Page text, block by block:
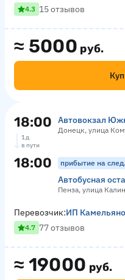
≈ 5000 руб.
4.3 15 отзывов
18:00 Автовокзал
Донецк, улица
1 д
в пути
18:00 прибытие на
Автобусная
Пенза, улица
≈ 19000 руб.
Перевозчик:ИП
4.7 77 отзывов